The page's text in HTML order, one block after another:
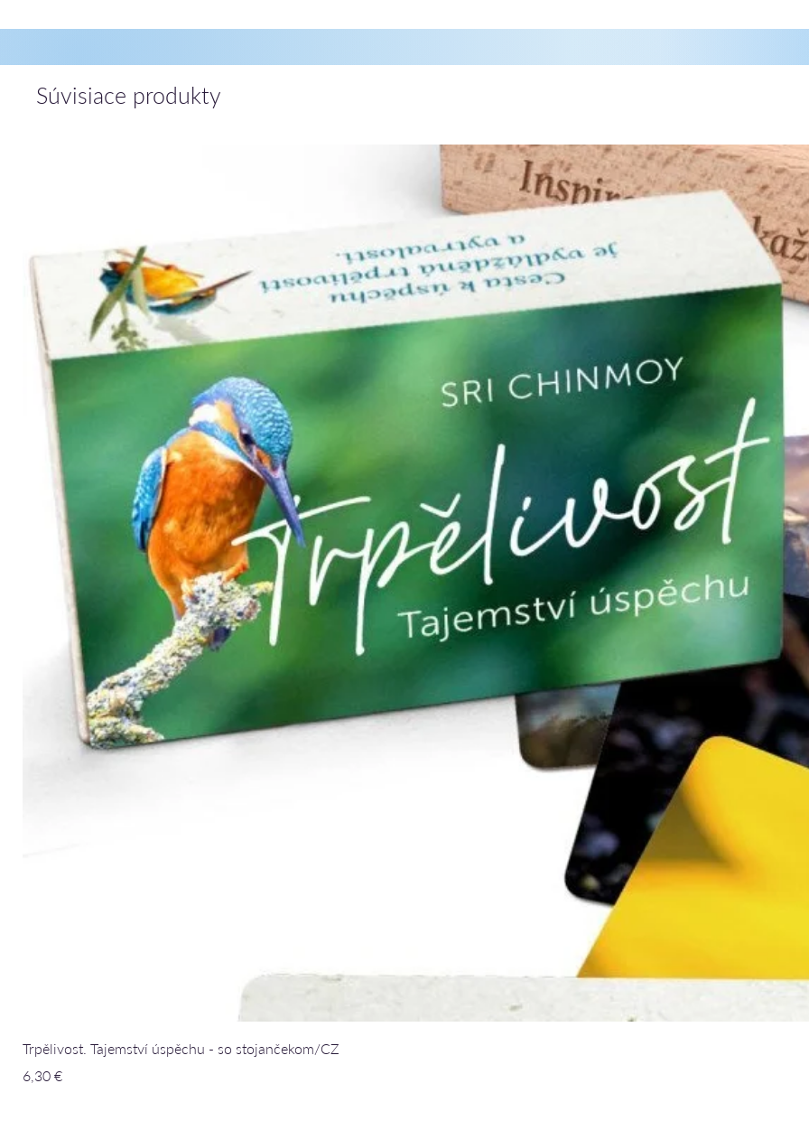
Súvisiace produkty
Trpělivost. Tajemství úspěchu - so stojančekom/CZ
Cena
6,30 €